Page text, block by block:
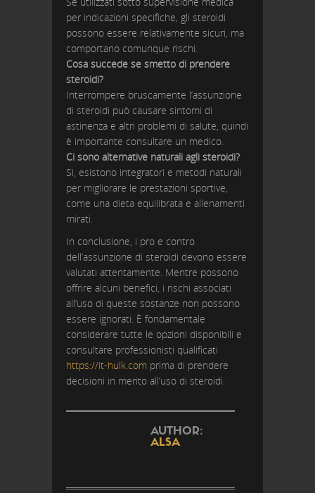
per indicazioni specifiche, gli steroidi
possono essere relativamente sicuri, ma
comportano comunque rischi.
Cosa succede se smetto di prendere
steroidi?
Interrompere bruscamente l’assunzione
di steroidi può causare sintomi di
astinenza e altri problemi di salute, quindi
è importante consultare un medico.
Ci sono alternative naturali agli steroidi?
Sì, esistono integratori e metodi naturali
per migliorare le prestazioni sportive,
come una dieta equilibrata e allenamenti
mirati.
In conclusione, i pro e contro
dell’assunzione di steroidi devono essere
valutati attentamente. Mentre possono
offrire alcuni benefici, i rischi associati
all’uso di queste sostanze non possono
essere ignorati. È fondamentale
considerare tutte le opzioni disponibili e
consultare professionisti qualificati
https://it-hulk.com prima di prendere
decisioni in merito all’uso di steroidi.
AUTHOR:
ALSA